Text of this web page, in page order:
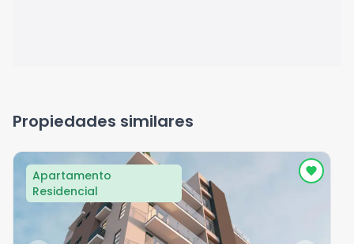
Propiedades similares
Apartamento
Residencial